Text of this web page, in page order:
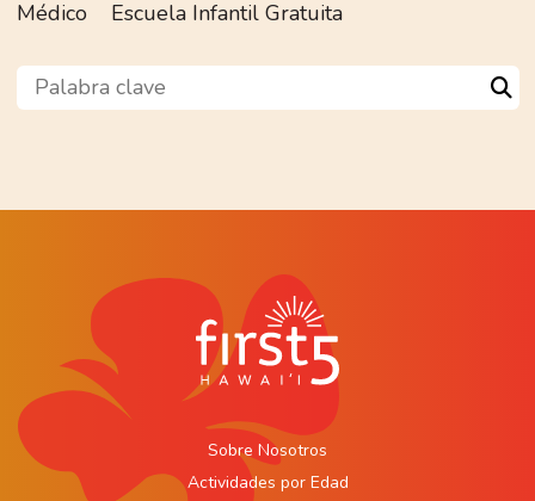
Médico
Escuela Infantil Gratuita
Palabra clave
Sobre Nosotros
Actividades por Edad